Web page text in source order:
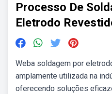
Processo De
Eletrodo
Weba soldagem por
amplamente utilizada na
oferecendo soluções